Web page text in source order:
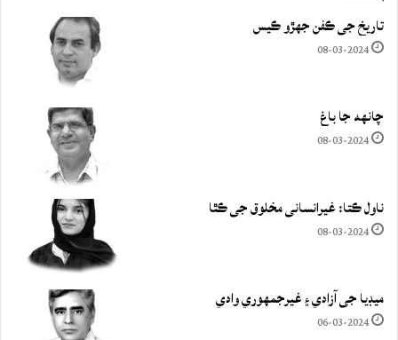
تاريخ جي ڪفن جھڙو ڪيس
08-03-2024
چانهه جا باغ
08-03-2024
ناول ڪتا: غيرانساني مخلوق جي ڪٿا
08-03-2024
ميڊيا جي آزادي ۽ غيرجمھوري وادي
06-03-2024